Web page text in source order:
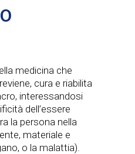
medicina che
cura e riabilita
interessandosi
dell’essere
la persona nella
materiale e
o la malattia).